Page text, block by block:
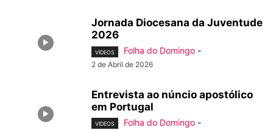
Jornada Diocesana da Juventude
2026
VIDEOS Folha do Domingo -
2 de Abril de 2026
Entrevista ao núncio apostólico
em Portugal
VIDEOS Folha do Domingo -